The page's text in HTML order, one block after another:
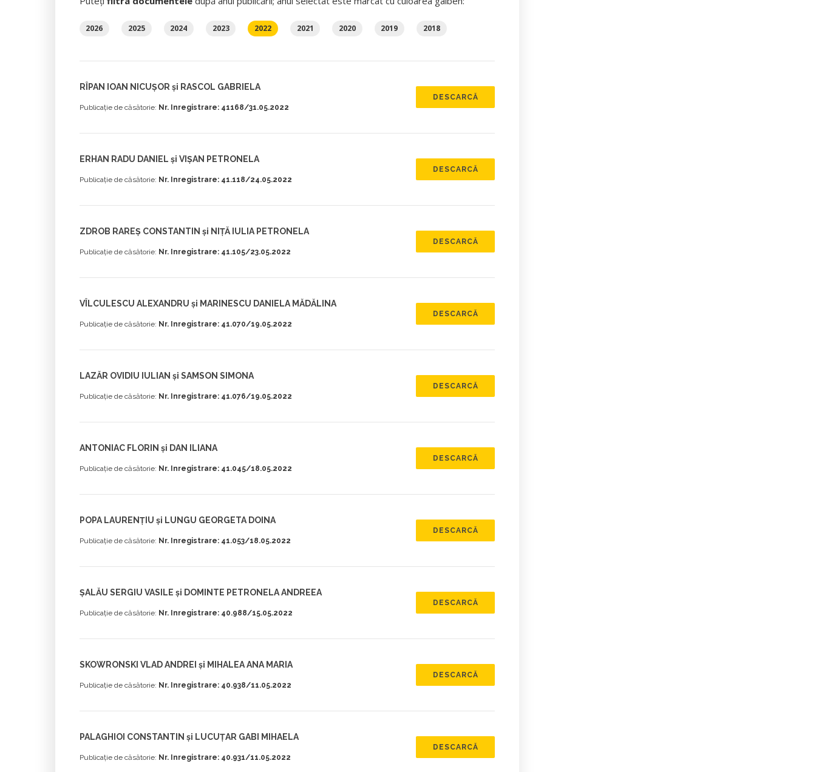
2026 2025 2024 2023 2022 2021 2020 2019 2018
RÎPAN IOAN NICUȘOR și RASCOL GABRIELA
Publicație de căsătorie: Nr. Inregistrare: 41168/31.05.2022
DESCARCĂ
ERHAN RADU DANIEL și VIȘAN PETRONELA
Publicație de căsătorie: Nr. Inregistrare: 41.118/24.05.2022
DESCARCĂ
ZDROB RAREȘ CONSTANTIN și NIȚĂ IULIA PETRONELA
Publicație de căsătorie: Nr. Inregistrare: 41.105/23.05.2022
DESCARCĂ
VÎLCULESCU ALEXANDRU și MARINESCU DANIELA MĂDĂLINA
Publicație de căsătorie: Nr. Inregistrare: 41.070/19.05.2022
DESCARCĂ
LAZĂR OVIDIU IULIAN și SAMSON SIMONA
Publicație de căsătorie: Nr. Inregistrare: 41.076/19.05.2022
DESCARCĂ
ANTONIAC FLORIN și DAN ILIANA
Publicație de căsătorie: Nr. Inregistrare: 41.045/18.05.2022
DESCARCĂ
POPA LAURENȚIU și LUNGU GEORGETA DOINA
Publicație de căsătorie: Nr. Inregistrare: 41.053/18.05.2022
DESCARCĂ
ȘALĂU SERGIU VASILE și DOMINTE PETRONELA ANDREEA
Publicație de căsătorie: Nr. Inregistrare: 40.988/15.05.2022
DESCARCĂ
SKOWRONSKI VLAD ANDREI și MIHALEA ANA MARIA
Publicație de căsătorie: Nr. Inregistrare: 40.938/11.05.2022
DESCARCĂ
PALAGHIOI CONSTANTIN și LUCUȚAR GABI MIHAELA
Publicație de căsătorie: Nr. Inregistrare: 40.931/11.05.2022
DESCARCĂ